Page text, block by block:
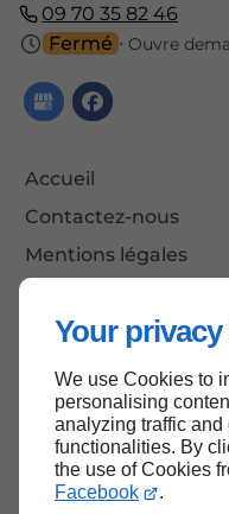
Your
We use Cookies to
personalising
analyzing traffic
functionalities. By
the use of Cookies
Facebook
.
09 70 35 82 46
Fermé ⋅ Ouvre
Accueil
Contactez-nous
Mentions légales